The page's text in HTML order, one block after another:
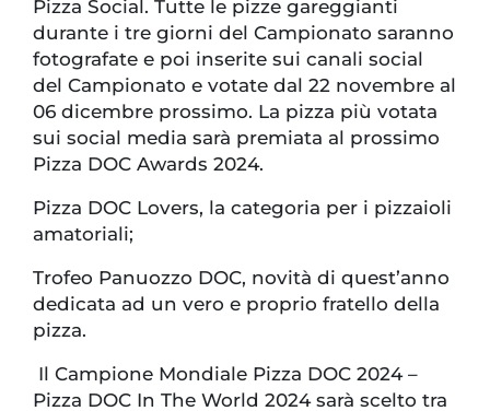
Pizza Social. Tutte le pizze gareggianti
durante i tre giorni del Campionato saranno
fotografate e poi inserite sui canali social
del Campionato e votate dal 22 novembre al
06 dicembre prossimo. La pizza più votata
sui social media sarà premiata al prossimo
Pizza DOC Awards 2024.
Pizza DOC Lovers, la categoria per i pizzaioli
amatoriali;
Trofeo Panuozzo DOC, novità di quest’anno
dedicata ad un vero e proprio fratello della
pizza.
Il Campione Mondiale Pizza DOC 2024 –
Pizza DOC In The World 2024 sarà scelto tra